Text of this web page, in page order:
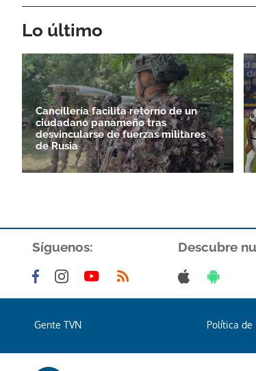
Lo último
Cancillería facilita retorno de un
ciudadano panameño tras
desvincularse de fuerzas militares
de Rusia
Síguenos: Descubre
Gente TVN Política de